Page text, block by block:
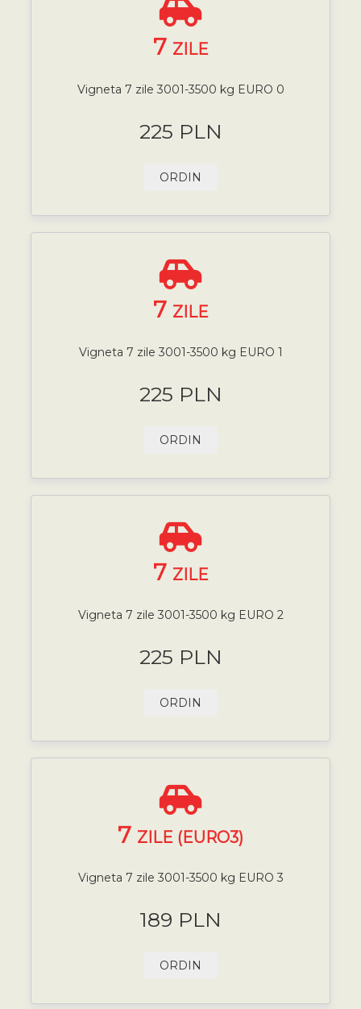
7 ZILE
Vigneta 7 zile 3001-3500 kg EURO 0
225 PLN
ORDIN
7 ZILE
Vigneta 7 zile 3001-3500 kg EURO 1
225 PLN
ORDIN
7 ZILE
Vigneta 7 zile 3001-3500 kg EURO 2
225 PLN
ORDIN
7 ZILE (EURO3)
Vigneta 7 zile 3001-3500 kg EURO 3
189 PLN
ORDIN